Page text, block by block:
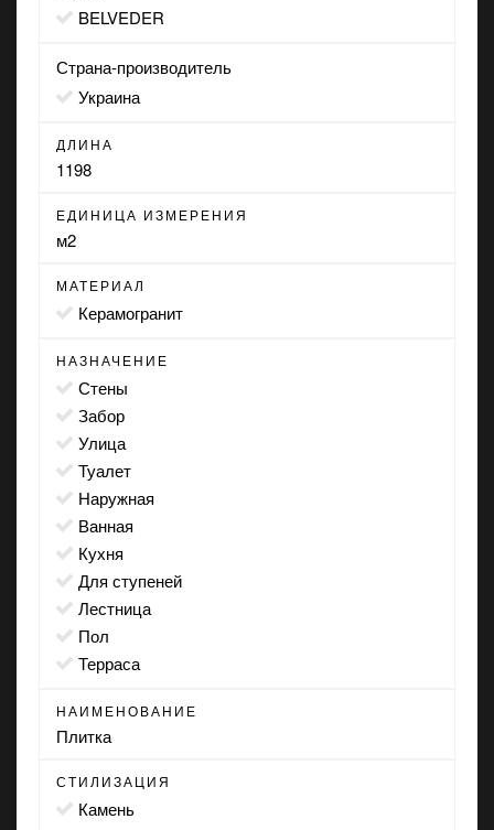
BELVEDER
Страна-производитель
Украина
ДЛИНА
1198
ЕДИНИЦА ИЗМЕРЕНИЯ
м2
МАТЕРИАЛ
Керамогранит
НАЗНАЧЕНИЕ
стены
забор
улица
туалет
наружная
ванная
кухня
для ступеней
лестница
пол
терраса
НАИМЕНОВАНИЕ
Плитка
СТИЛИЗАЦИЯ
камень